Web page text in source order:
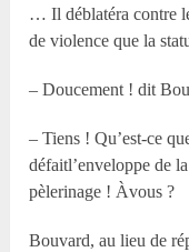
… Il déblatéra contre
de violence que la
– Doucement ! dit
– Tiens ! Qu’est-ce
défaitl’enveloppe de
pèlerinage ! Àvous ?
Bouvard, au lieu de